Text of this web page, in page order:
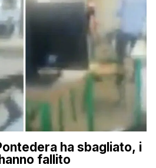
ha sbagliato, i
fallito